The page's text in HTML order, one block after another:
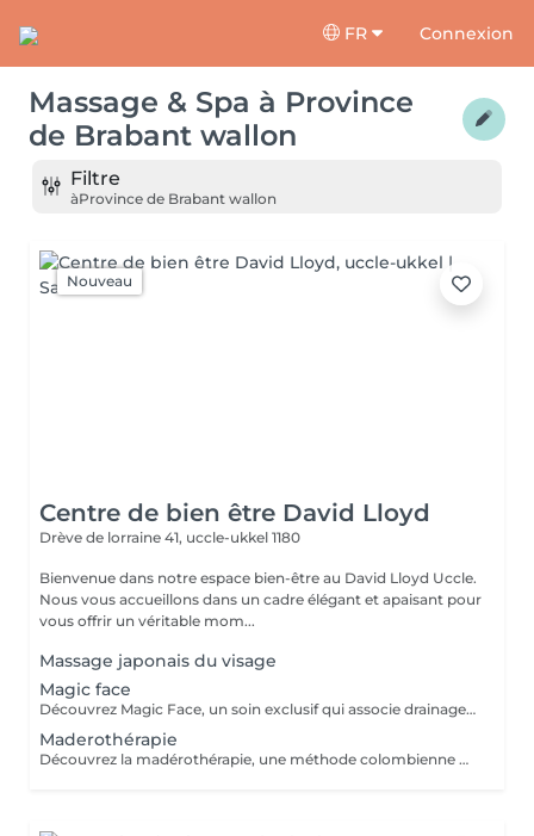
FR Connexion
Massage & Spa à Province
de Brabant wallon
Filtre
àProvince de Brabant wallon
Nouveau
Centre de bien être David Lloyd
Drève de lorraine 41, uccle-ukkel 1180
Bienvenue dans notre espace bien-être au David Lloyd Uccle.
Nous vous accueillons dans un cadre élégant et apaisant pour
vous offrir un véritable mom...
Massage japonais du visage
Magic face
Découvrez Magic Face, un soin exclusif qui associe drainage lymphatique, massage liftant et madérothérapie du visage pour révéler l'éclat naturel de votre peau. Ce soin aide à : ✨ Décongestionner et drainer le visage ✨ Lisser les traits et redessiner l'ovale du visage ✨ Stimuler la circulation et la production naturelle de collagène ✨ Raffermir et tonifier la peau ✨ Procurer une profonde sensation de détente tout en offrant des résultats visibles 🌿 L'alliance parfaite entre détente, drainage et remodelage pour un visage reposé, lumineux et naturellement lifté.
Maderothérapie
Découvrez la madérothérapie, une méthode colombienne de massage utilisant des instruments en bois spécialement conçus pour remodeler la silhouette. Ce soin aide à : ✨ Stimuler la circulation sanguine et lymphatique ✨ Atténuer l'aspect de la cellulite ✨ Raffermir et tonifier la peau ✨ Favoriser le drainage et redessiner les contours du corps ⭐ Pour des résultats optimaux, une cure est recommandée.